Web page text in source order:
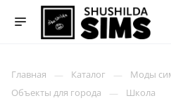
Главная Каталог
Моды
Объекты для города
Школа